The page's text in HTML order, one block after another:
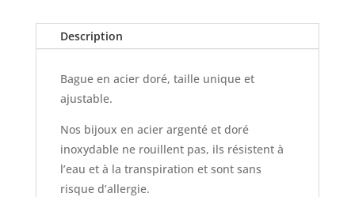
Description
Bague en acier doré, taille unique et
ajustable.
Nos bijoux en acier argenté et doré
inoxydable ne rouillent pas, ils résistent à
l’eau et à la transpiration et sont sans
risque d’allergie.